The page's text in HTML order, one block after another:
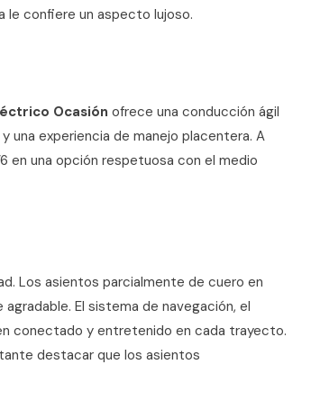
le confiere un aspecto lujoso.
Ocasión ofrece una conducción ágil
una experiencia de manejo placentera. A
en una opción respetuosa con el medio
Los asientos parcialmente de cuero en
El sistema de navegación, el
conectado y entretenido en cada trayecto.
destacar que los asientos